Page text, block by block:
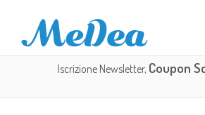
Iscrizione Newsletter, Coupon